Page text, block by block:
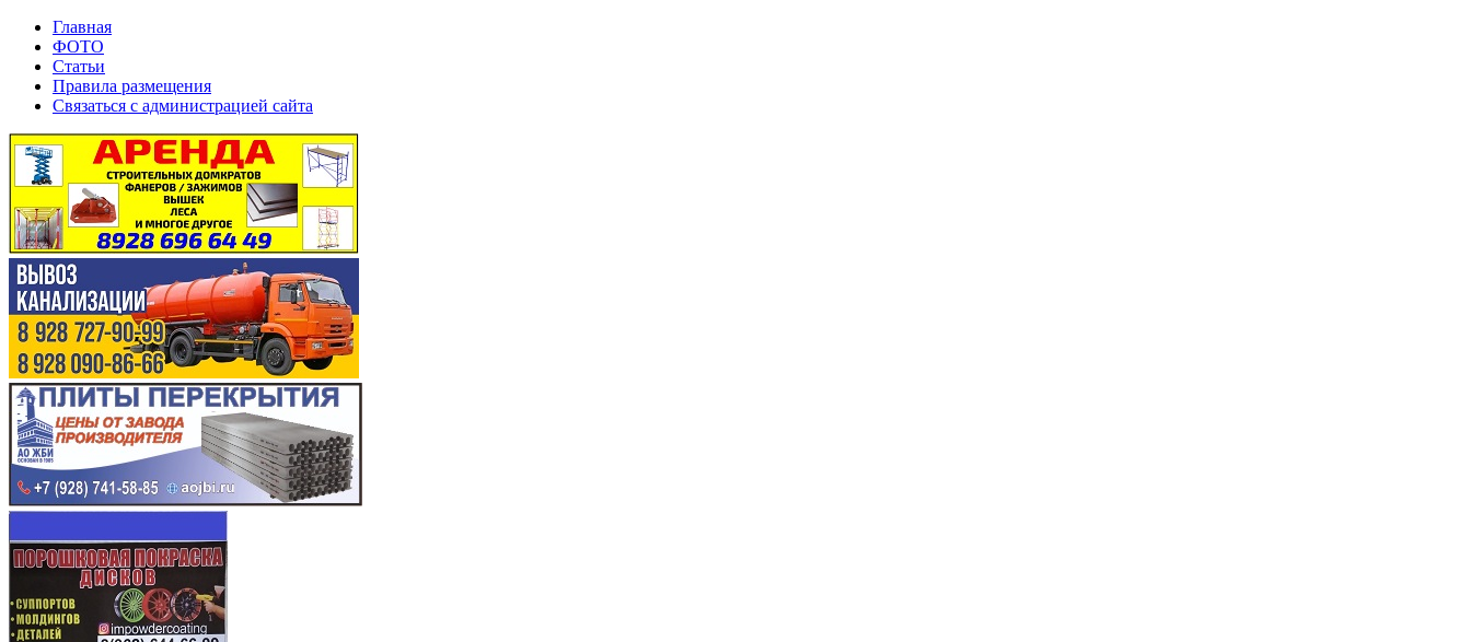
Главная
ФОТО
Статьи
Правила размещения
Связаться с администрацией сайта